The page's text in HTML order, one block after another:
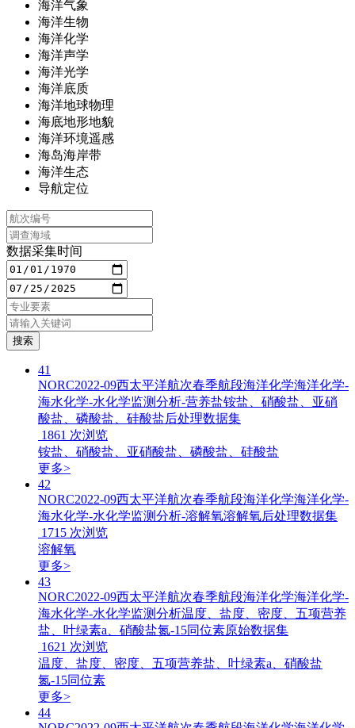
海洋气象
海洋生物
海洋化学
海洋声学
海洋光学
海洋底质
海洋地球物理
海底地形地貌
海洋环境遥感
海岛海岸带
海洋生态
导航定位
数据采集时间
搜索
41
NORC2022-09西太平洋航次春季航段海洋化学海洋化学-
海水化学-水化学监测分析-营养盐铵盐、硝酸盐、亚硝
酸盐、磷酸盐、硅酸盐后处理数据集
1861 次浏览
铵盐、硝酸盐、亚硝酸盐、磷酸盐、硅酸盐
更多>
42
NORC2022-09西太平洋航次春季航段海洋化学海洋化学-
海水化学-水化学监测分析-溶解氧溶解氧后处理数据集
1715 次浏览
溶解氧
更多>
43
NORC2022-09西太平洋航次春季航段海洋化学海洋化学-
海水化学-水化学监测分析温度、盐度、密度、五项营养
盐、叶绿素a、硝酸盐氮-15同位素原始数据集
1621 次浏览
温度、盐度、密度、五项营养盐、叶绿素a、硝酸盐
氮-15同位素
更多>
44